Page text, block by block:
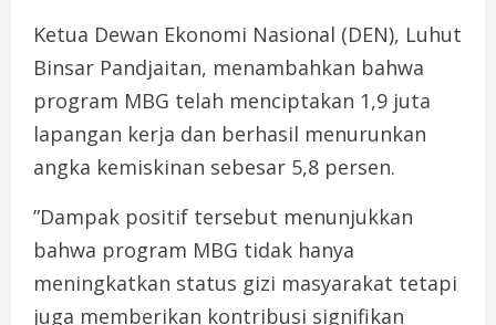
Ketua Dewan Ekonomi Nasional (DEN), Luhut
Binsar Pandjaitan, menambahkan bahwa
program MBG telah menciptakan 1,9 juta
lapangan kerja dan berhasil menurunkan
angka kemiskinan sebesar 5,8 persen.
”Dampak positif tersebut menunjukkan
bahwa program MBG tidak hanya
meningkatkan status gizi masyarakat tetapi
juga memberikan kontribusi signifikan